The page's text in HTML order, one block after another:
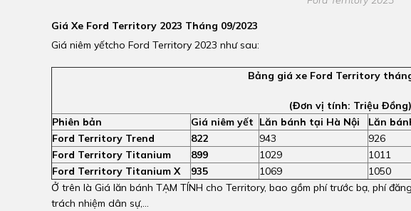
Giá Xe Ford Territory 2023 Tháng 09/2023
Giá niêm yếtcho Ford Territory 2023 như sau:
Bảng giá xe Ford Territory
(Đơn vị tính: Triệu Đồng)
Phiên bản
Giá niêm yết Lăn bánh tại Hà Nội Lăn
Ford Territory Trend
822 943 926
Ford Territory Titanium
899 1029 1011
Ford Territory Titanium X
935 1069 1050
Ở trên là Giá lăn bánh TẠM TÍNH cho Territory, bao gồm phí trước bạ, phí
trách nhiệm dân sự,...